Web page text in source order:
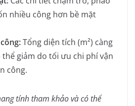
nhiều công hơn bề mặt
Tổng diện tích (m²) càng
thể giảm do tối ưu chi phí vận
công.
tính tham khảo và có thể